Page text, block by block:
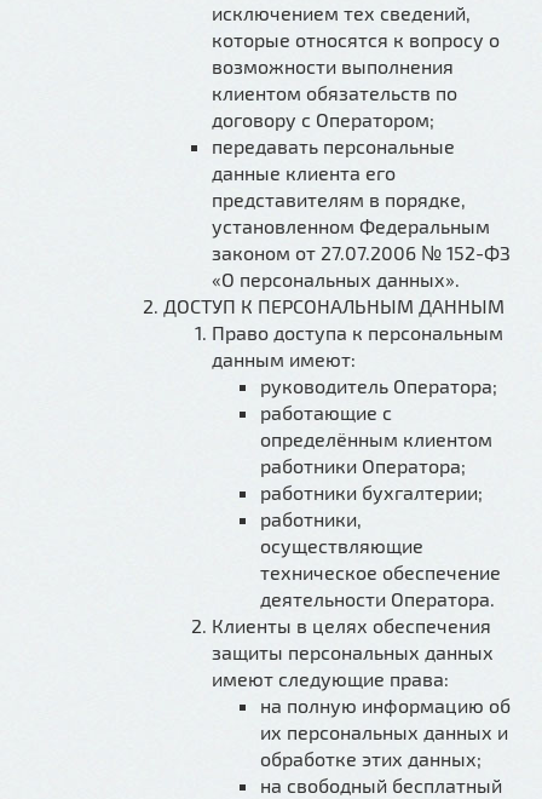
исключением тех сведений,
которые относятся к вопросу о
возможности выполнения
клиентом обязательств по
договору с Оператором;
передавать персональные
данные клиента его
представителям в порядке,
установленном Федеральным
законом от 27.07.2006 № 152-ФЗ
«О персональных данных».
ДОСТУП К ПЕРСОНАЛЬНЫМ ДАННЫМ
Право доступа к персональным
данным имеют:
руководитель Оператора;
работающие с
определённым клиентом
работники Оператора;
работники бухгалтерии;
работники,
осуществляющие
техническое обеспечение
деятельности Оператора.
Клиенты в целях обеспечения
защиты персональных данных
имеют следующие права:
на полную информацию об
их персональных данных и
обработке этих данных;
на свободный бесплатный